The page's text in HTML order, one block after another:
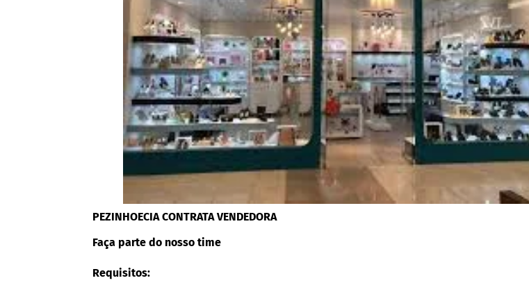
PEZINHOECIA CONTRATA VENDEDORA
Faça parte do nosso time
Requisitos: